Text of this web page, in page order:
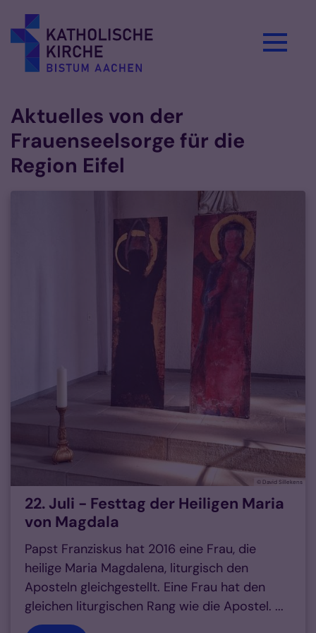
Aktuelles von der
Frauenseelsorge für die
Region Eifel
© David Sillekens
22. Juli - Festtag der Heiligen Maria
von Magdala
Papst Franziskus hat 2016 eine Frau, die
heilige Maria Magdalena, liturgisch den
Aposteln gleichgestellt. Eine Frau hat den
gleichen liturgischen Rang wie die Apostel. ...